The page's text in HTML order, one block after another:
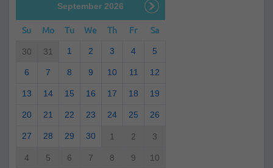
September 2026
Su Mo Tu We Th Fr Sa
30 31 1 2 3 4 5
6 7 8 9 10 11 12
13 14 15 16 17 18 19
20 21 22 23 24 25 26
27 28 29 30 1 2 3
4 5 6 7 8 9 10